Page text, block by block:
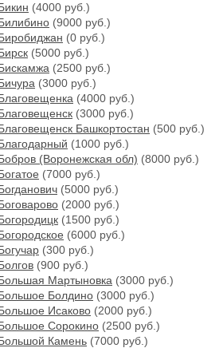
(4000 руб.)
(9000 руб.)
(0 руб.)
(5000 руб.)
(2500 руб.)
(3000 руб.)
(4000 руб.)
(3000 руб.)
Башкортостан (500 руб.)
(1000 руб.)
(Воронежская обл) (8000 руб.)
(7000 руб.)
(5000 руб.)
(2000 руб.)
(1500 руб.)
(6000 руб.)
(300 руб.)
(900 руб.)
Мартыновка (3000 руб.)
Болдино (3000 руб.)
Исаково (2000 руб.)
Сорокино (2500 руб.)
Камень (7000 руб.)